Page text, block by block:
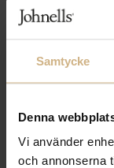
Samtycke
Denna
Vi använder
och annonserna